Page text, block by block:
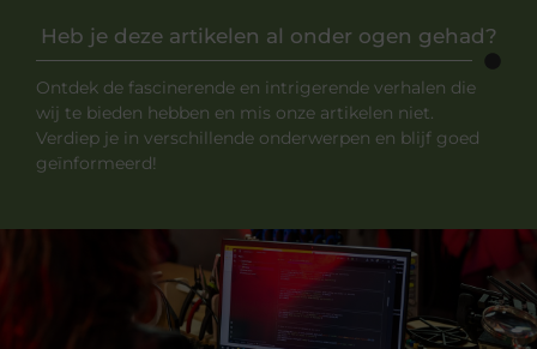
Heb je deze artikelen al onder ogen gehad?
Ontdek de fascinerende en intrigerende verhalen die
wij te bieden hebben en mis onze artikelen niet.
Verdiep je in verschillende onderwerpen en blijf goed
geïnformeerd!